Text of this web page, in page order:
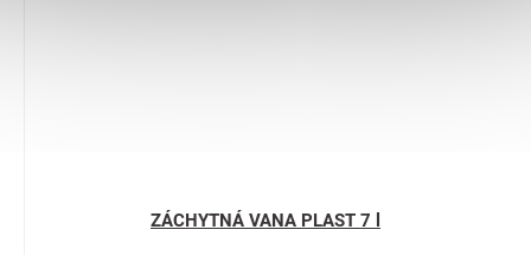
ZÁCHYTNÁ VANA PLAST 7 l